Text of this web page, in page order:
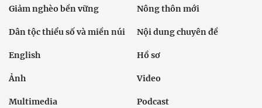
Giảm nghèo bền vững Nông thôn mới
Dân tộc thiểu số và miền núi Nội dung chuyên đề
English Hồ sơ
Ảnh Video
Multimedia Podcast